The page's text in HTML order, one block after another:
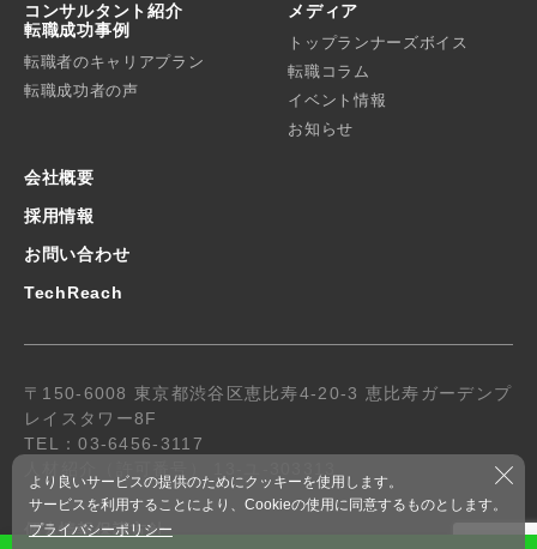
コンサルタント紹介
転職成功事例
転職者のキャリアプラン
転職成功者の声
メディア
トップランナーズボイス
転職コラム
イベント情報
お知らせ
会社概要
採用情報
お問い合わせ
TechReach
〒150-6008 東京都渋谷区恵比寿4-20-3 恵比寿ガーデンプ
レイスタワー8F
TEL：03-6456-3117
個人情報保護方針
より良いサービスの提供のためにクッキーを使用します。
サービスを利用することにより、Cookieの使用に同意するものとします。
プライバシーポリシー